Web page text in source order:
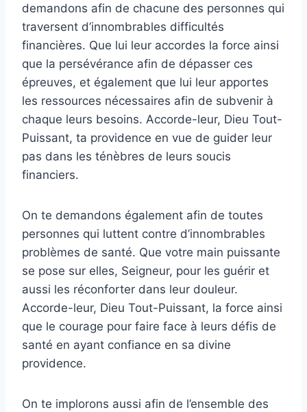
demandons afin de chacune des personnes qui
traversent d’innombrables difficultés
financières. Que lui leur accordes la force ainsi
que la persévérance afin de dépasser ces
épreuves, et également que lui leur apportes
les ressources nécessaires afin de subvenir à
chaque leurs besoins. Accorde-leur, Dieu Tout-
Puissant, ta providence en vue de guider leur
pas dans les ténèbres de leurs soucis
financiers.
On te demandons également afin de toutes
personnes qui luttent contre d’innombrables
problèmes de santé. Que votre main puissante
se pose sur elles, Seigneur, pour les guérir et
aussi les réconforter dans leur douleur.
Accorde-leur, Dieu Tout-Puissant, la force ainsi
que le courage pour faire face à leurs défis de
santé en ayant confiance en sa divine
providence.
On te implorons aussi afin de l’ensemble des